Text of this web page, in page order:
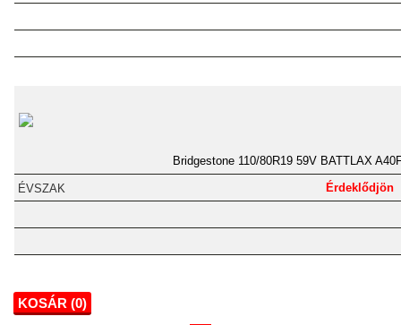
Bridgestone 110/80R19 59V BATTLAX
Érdeklődjön
KOSÁR (0)